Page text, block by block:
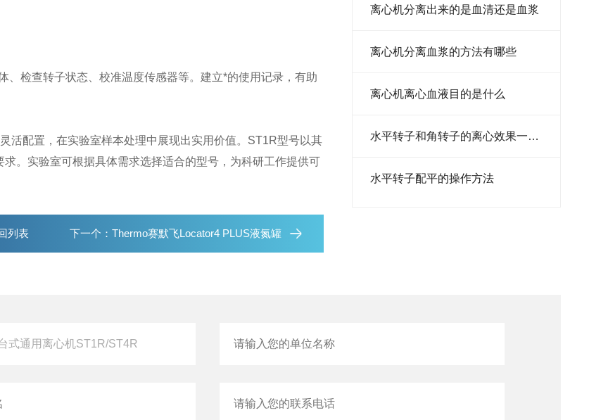
Supplement
荧光分析仪
离心机分离出来的是血清还是血浆
离心机分离血浆的方法有哪些
离心机离心血液目的是什么
水平转子和角转子的离心效果一样吗
水平转子配平的操作方法
检查转子状态、校准温度传感器等。建立*的使用记录，有助
活配置，在实验室样本处理中展现出实用价值。ST1R型号以其
。实验室可根据具体需求选择适合的型号，为科研工作提供可
列表 下一个： Thermo赛默飞Locator4 PLUS液氮罐